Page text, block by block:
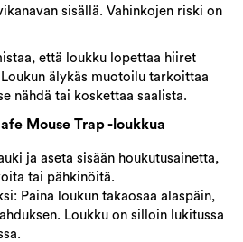
sisällä. Vahinkojen riski on
että loukku lopettaa hiiret
älykäs muotoilu tarkoittaa
nähdä tai koskettaa saalista.
Mouse Trap -loukkua
ja aseta sisään houkutusainetta,
tai pähkinöitä.
Paina loukun takaosaa alaspäin,
Loukku on silloin lukitussa